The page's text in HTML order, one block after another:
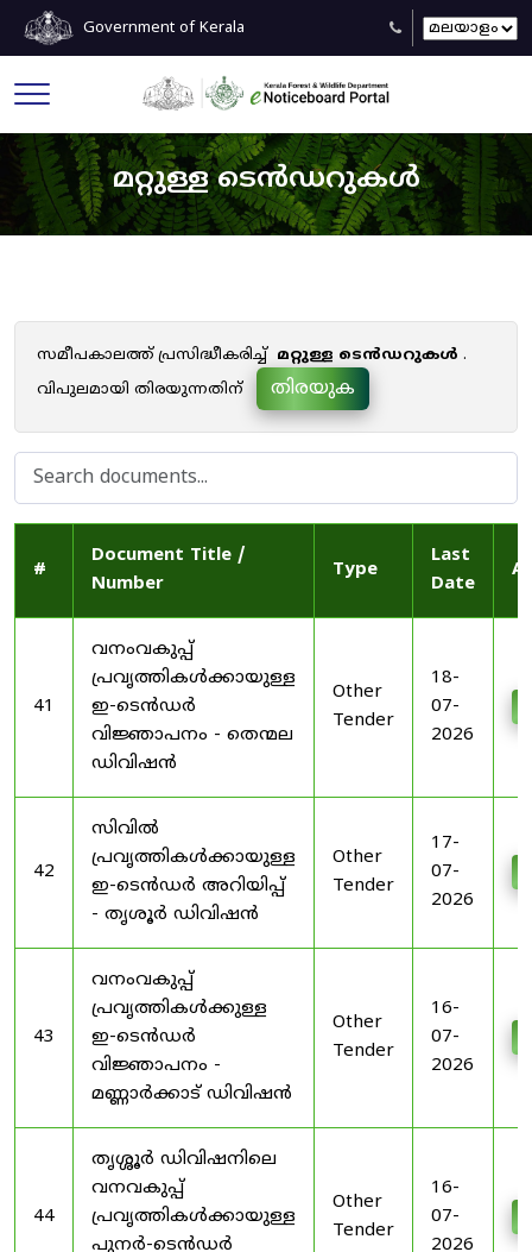
Government of Kerala
മറ്റുള്ള ടെൻഡറുകൾ
സമീപകാലത്ത് പ്രസിദ്ധീകരിച്ച് മറ്റുള്ള ടെൻഡറുകൾ .
വിപുലമായി തിരയുന്നതിന്
തിരയുക
#
Document Title /
Number
Type
Last
Date
41
വനംവകുപ്പ്
പ്രവൃത്തികൾക്കായുള്ള
ഇ-ടെൻഡർ
വിജ്ഞാപനം - തെന്മല
ഡിവിഷൻ
Other
Tender
18-
07-
2026
42
സിവിൽ
പ്രവൃത്തികൾക്കായുള്ള
ഇ-ടെൻഡർ അറിയിപ്പ്
- തൃശൂർ ഡിവിഷൻ
Other
Tender
17-
07-
2026
43
വനംവകുപ്പ്
പ്രവൃത്തികൾക്കുള്ള
ഇ-ടെൻഡർ
വിജ്ഞാപനം -
മണ്ണാർക്കാട് ഡിവിഷൻ
Other
Tender
16-
07-
2026
44
തൃശ്ശൂർ ഡിവിഷനിലെ
വനവകുപ്പ്
പ്രവൃത്തികൾക്കായുള്ള
പുനർ-ടെൻഡർ
Other
Tender
16-
07-
2026